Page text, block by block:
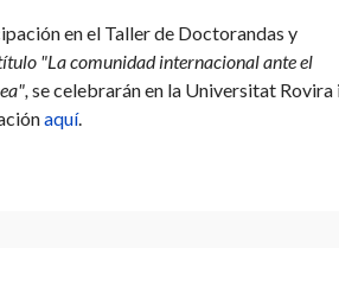
en el Taller de Doctorandas y
"La comunidad internacional ante el
, se celebrarán en la Universitat Rovira
aquí.